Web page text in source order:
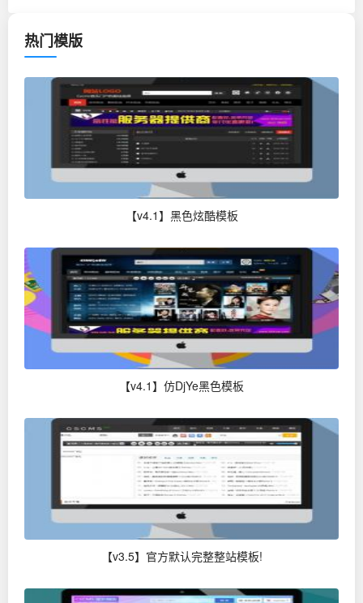
热门模版
【v4.1】黑色炫酷模板
【v4.1】仿DjYe黑色模板
【v3.5】官方默认完整整站模板!